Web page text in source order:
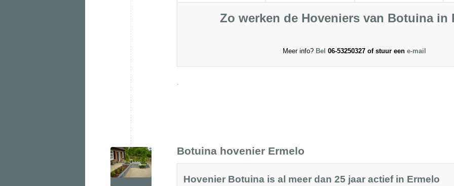
Zo werken de Hoveniers van Botuina in
Meer info? Bel 06-53250327 of stuur een e-mail
.
Botuina hovenier Ermelo
Hovenier Botuina is al meer dan 25 jaar actief in Ermelo